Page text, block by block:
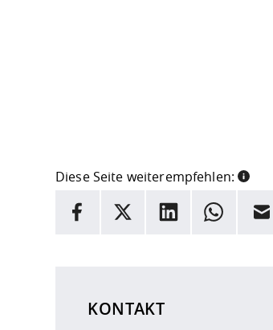
Diese Seite weiterempfehlen:
INFORMATION
Facebook
X LinkedInWhatsappE-Mail
KONTAKT